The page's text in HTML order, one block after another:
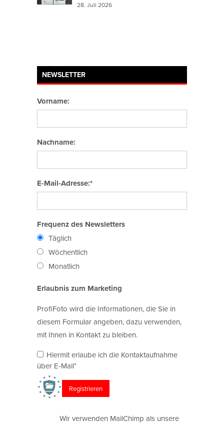
28. Juli 2026
NEWSLETTER
Vorname:
Nachname:
E-Mail-Adresse:*
Frequenz des Newsletters
Täglich
Wöchentlich
Monatlich
Erlaubnis zum Marketing
ProfiFoto wird die Informationen, die Sie in
diesem Formular angeben, dazu verwenden,
mit Ihnen in Kontakt zu bleiben.
Hiermit erlaube ich die Kontaktaufnahme
über E-Mail*
Wir verwenden MailChimp als unsere